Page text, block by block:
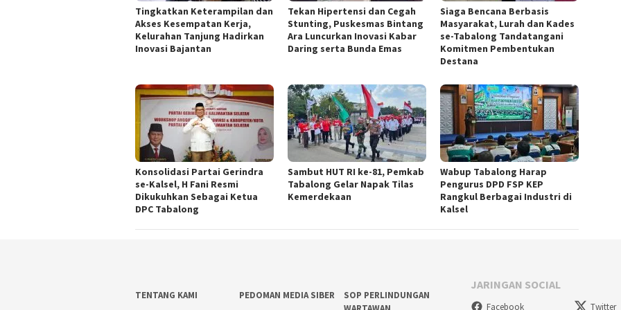
Tingkatkan Keterampilan dan
Akses Kesempatan Kerja,
Kelurahan Tanjung Hadirkan
Inovasi Bajantan
Tekan Hipertensi dan Cegah
Stunting, Puskesmas Bintang
Ara Luncurkan Inovasi Kabar
Daring serta Bunda Emas
Siaga Bencana Berbasis
Masyarakat, Lurah dan Kades
se-Tabalong Tandatangani
Komitmen Pembentukan
Destana
Konsolidasi Partai Gerindra
se-Kalsel, H Fani Resmi
Dikukuhkan Sebagai Ketua
DPC Tabalong
Sambut HUT RI ke-81, Pemkab
Tabalong Gelar Napak Tilas
Kemerdekaan
Wabup Tabalong Harap
Pengurus DPD FSP KEP
Rangkul Berbagai Industri di
Kalsel
TENTANG KAMI PEDOMAN MEDIA SIBER
SOP PERLINDUNGAN
JARINGAN SOCIAL
Facebook Twitter